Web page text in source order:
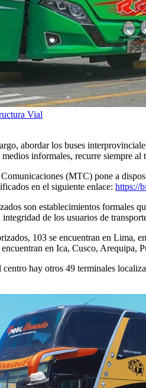
Vial
abordar los buses
informales, recurre siempre al
(MTC) pone a
en el siguiente enlace: https://
son establecimientos formales
de los usuarios de
103 se encuentran en Lima,
en Ica, Cusco,
hay otros 49 terminales